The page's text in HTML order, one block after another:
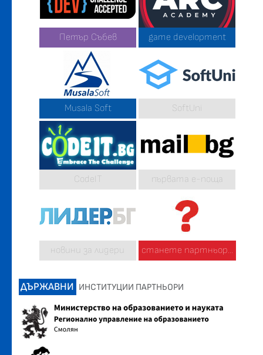
Петър Събев game development
Musala Soft SoftUni
CodeIT първата е-поща
новини за лидери станете партньор...
ДЪРЖАВНИ ИНСТИТУЦИИ ПАРТНЬОРИ